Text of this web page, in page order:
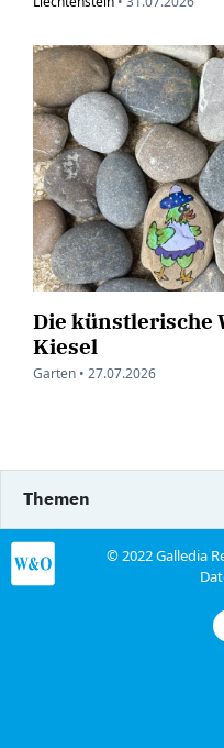
Die künstlerische
Kiesel
Garten • 27.07.2026
Themen
© 2022 Galledia